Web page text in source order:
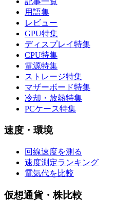
用語集
レビュー
GPU特集
ディスプレイ特集
CPU特集
電源特集
ストレージ特集
マザーボード特集
冷却・放熱特集
PCケース特集
速度・環境
回線速度を測る
速度測定ランキング
電気代を比較
仮想通貨・株比較